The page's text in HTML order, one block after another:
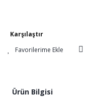
Karşılaştır
Ürün Bilgisi